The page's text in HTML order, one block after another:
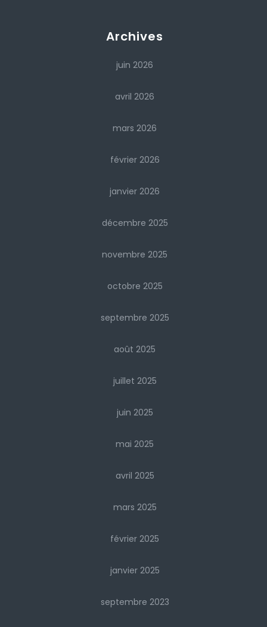
Archives
juin 2026
avril 2026
mars 2026
février 2026
janvier 2026
décembre 2025
novembre 2025
octobre 2025
septembre 2025
août 2025
juillet 2025
juin 2025
mai 2025
avril 2025
mars 2025
février 2025
janvier 2025
septembre 2023